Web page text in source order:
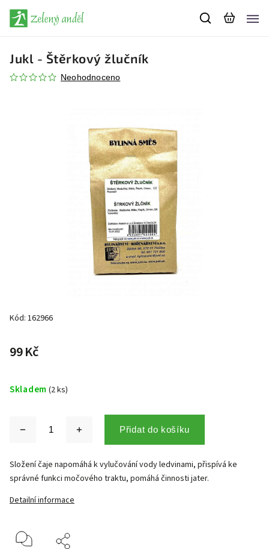
Jukl - Štěrkový žlučník
Neohodnoceno
Kód: 162966
99 Kč
Skladem (2 ks)
Přidat do košíku
Složení čaje napomáhá k vylučování vody ledvinami, přispívá ke
správné funkci močového traktu, pomáhá činnosti jater.
Detailní informace